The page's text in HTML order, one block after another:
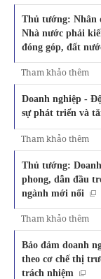
Thủ tướng: Nhân
Nhà nước phải
đóng góp, đất
Tham khảo thêm
Doanh nghiệp -
sự phát triển và
Tham khảo thêm
Thủ tướng:
phong, dẫn đầu
ngành mới nổi
Tham khảo thêm
Bảo đảm doanh
theo cơ chế thị
trách nhiệm